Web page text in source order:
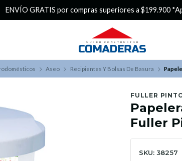
¿Buscas Promociones? ¡Aprovecha nuestros
Aseo Recipientes Y Bolsas De Basura
FULLER
Fuller
SKU: 38257